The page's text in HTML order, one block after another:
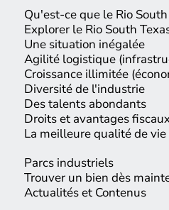
Qu'est-ce que le Rio South
Explorer le Rio South
Une situation inégalée
Agilité logistique
Croissance illimitée
Diversité de l'industrie
Des talents abondants
Droits et avantages
La meilleure qualité de
Parcs industriels
Trouver un bien dès
Actualités et Contenus